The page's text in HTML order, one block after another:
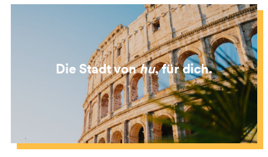
Die Stadt vonhu, für dich.